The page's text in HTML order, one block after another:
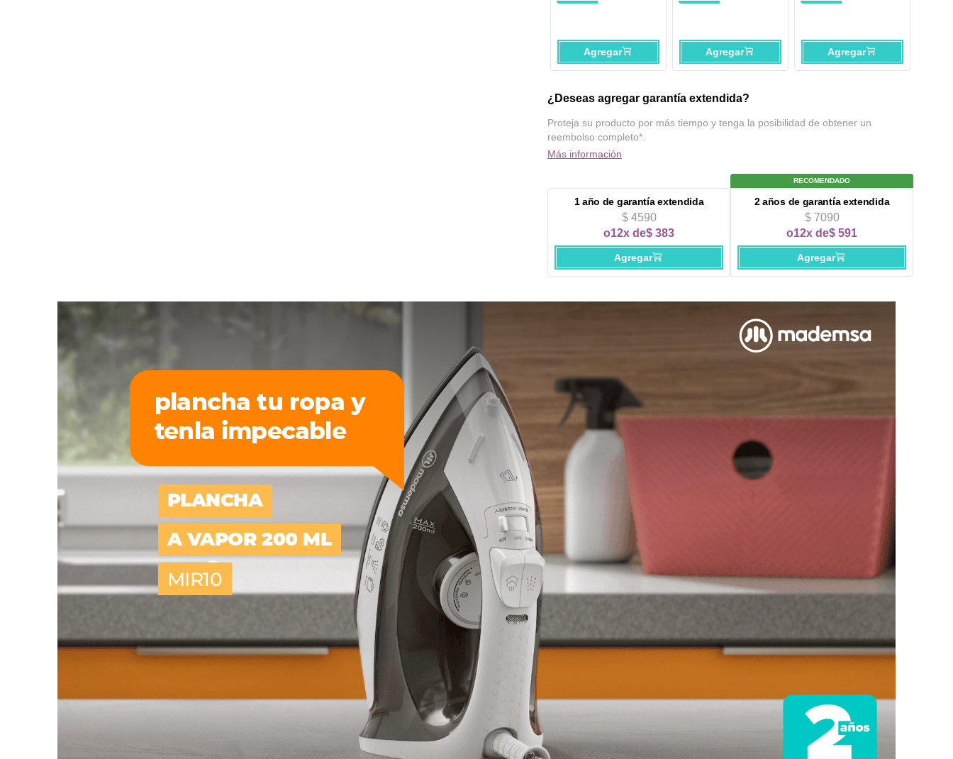
Agregar Agregar Agregar
¿Deseas agregar garantía extendida?
Proteja su producto por más tiempo y tenga la posibilidad de obtener un
reembolso completo*.
Más información
1 año de garantía extendida
$ 4590
o12x de$ 383
Agregar
RECOMENDADO
2 años de garantía extendida
$ 7090
o12x de$ 591
Agregar